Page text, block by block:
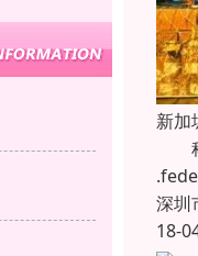
新加
科
深圳
18-